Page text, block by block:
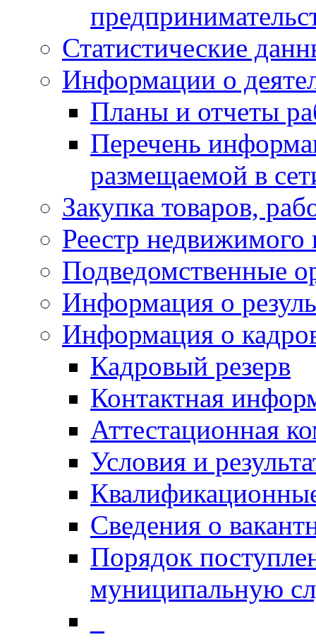
Статистические
Информации о
Планы и отчеты
Перечень
размещаемой в
Закупка товаров,
Реестр
Подведомственные
Информация о
Информация о
Кадровый резерв
Контактная
Аттестационная
Условия и
Сведения о
Порядок
муниципальную